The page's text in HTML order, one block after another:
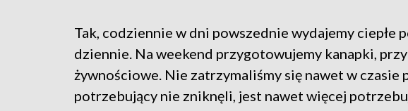
Tak, codziennie w dni powszednie wydajemy ciepłe
dziennie. Na weekend przygotowujemy kanapki,
żywnościowe. Nie zatrzymaliśmy się nawet w czasie
potrzebujący nie zniknęli, jest nawet więcej